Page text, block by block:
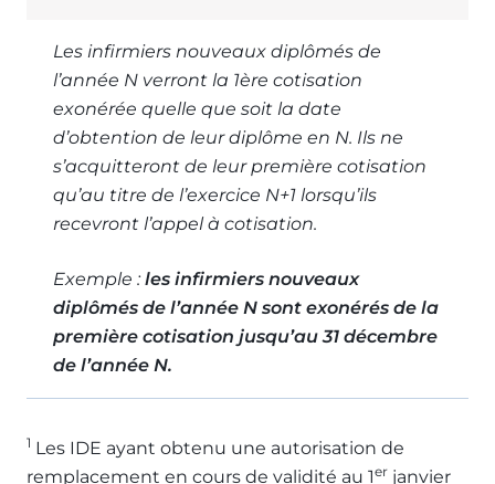
Les infirmiers nouveaux diplômés de
l’année N verront la 1ère cotisation
exonérée quelle que soit la date
d’obtention de leur diplôme en N. Ils ne
s’acquitteront de leur première cotisation
qu’au titre de l’exercice N+1 lorsqu’ils
recevront l’appel à cotisation.
Exemple :les infirmiers nouveaux
diplômés de l’année N sont exonérés de la
première cotisation jusqu’au 31 décembre
de l’année N.
1 Les IDE ayant obtenu une autorisation de
remplacement en cours de validité au 1er janvier